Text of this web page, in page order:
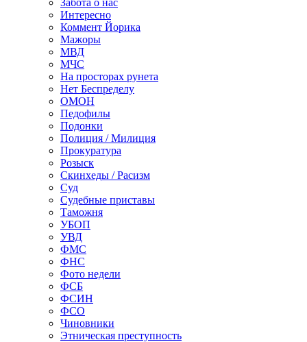
Интересно
Коммент Йорика
Мажоры
МВД
МЧС
На просторах рунета
Нет Беспределу
ОМОН
Педофилы
Подонки
Полиция / Милиция
Прокуратура
Розыск
Скинхеды / Расизм
Суд
Судебные приставы
Таможня
УБОП
УВД
ФМС
ФНС
Фото недели
ФСБ
ФСИН
ФСО
Чиновники
Этническая преступность